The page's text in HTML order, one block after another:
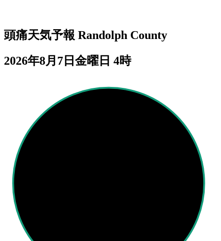
頭痛天気予報 Randolph County
2026年8月7日金曜日 4時